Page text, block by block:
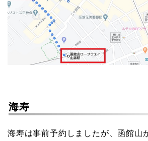
海寿
海寿は事前予約しましたが、函館山